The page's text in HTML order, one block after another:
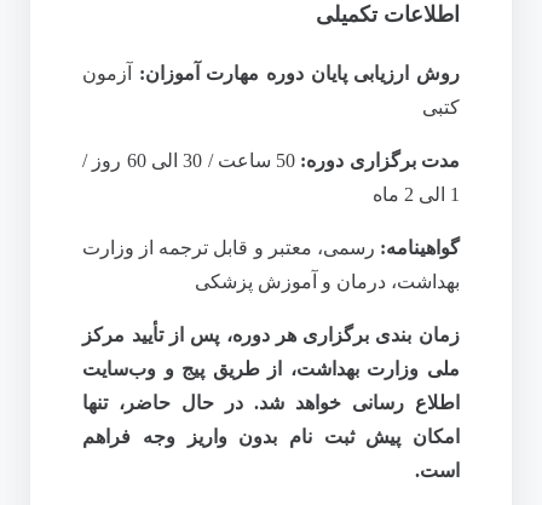
اطلاعات تکمیلی
روش ارزیابی پایان دوره مهارت آموزان: آزمون
کتبی
مدت برگزاری دوره: 50 ساعت / 30 الی 60
روز /
1 الی 2 ماه
گواهینامه: رسمی، معتبر و قابل ترجمه از وزارت
بهداشت، درمان و آموزش پزشکی
زمان‌ بندی برگزاری هر دوره، پس از تأیید مرکز
ملی وزارت بهداشت، از طریق پیج و وب‌سایت
اطلاع‌ رسانی خواهد شد. در حال حاضر، تنها
امکان پیش‌ ثبت‌ نام بدون واریز وجه
فراهم
است.